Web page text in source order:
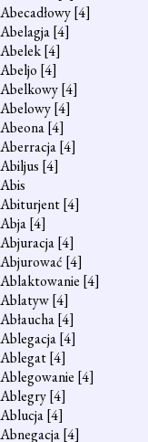
Abecadłowy[4]
Abelagja[4]
Abelek[4]
Abeljo [4]
Abelkowy[4]
Abelowy[4]
Abeona[4]
Aberracja[4]
Abiljus [4]
Abis
Abiturjent[4]
Abja[4]
Abjuracja[4]
Abjurować [4]
Ablaktowanie [4]
Ablatyw[4]
Abłaucha[4]
Ablegacja[4]
Ablegat[4]
Ablegowanie [4]
Ablegry[4]
Ablucja[4]
Abnegacja[4]